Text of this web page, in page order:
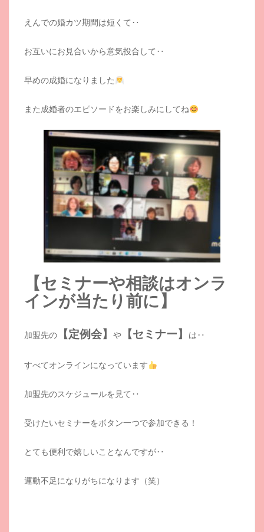
えんでの婚カツ期間は短くて‥
お互いにお見合いから意気投合して‥
早めの成婚になりました
また成婚者のエピソードをお楽しみにしてね
【セミナーや相談はオンラ
インが当たり前に】
加盟先の 【定例会】 や 【セミナー】 は‥
すべてオンラインになっています
加盟先のスケジュールを見て‥
受けたいセミナーをボタン一つで参加できる！
とても便利で嬉しいことなんですが‥
運動不足になりがちになります（笑）